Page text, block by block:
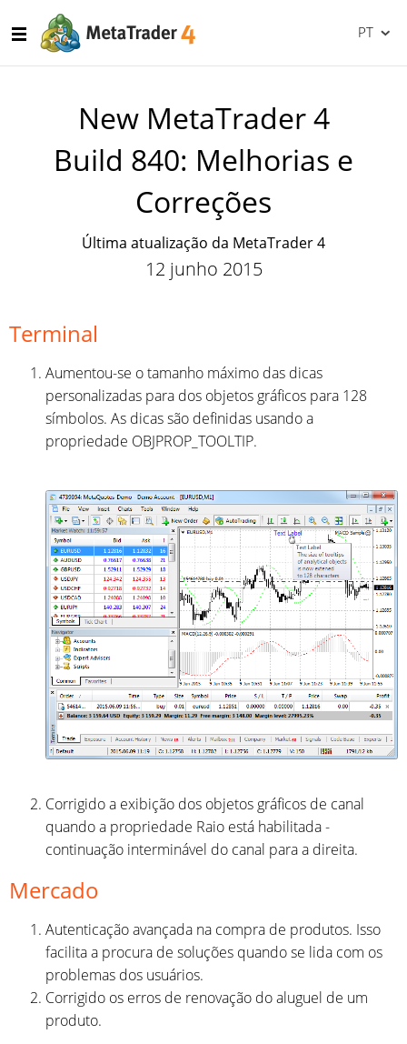
PT
New MetaTrader 4
Build 840: Melhorias e
Correções
Última atualização da MetaTrader 4
12 junho 2015
Terminal
Aumentou-se o tamanho máximo das dicas
personalizadas para dos objetos gráficos para 128
símbolos. As dicas são definidas usando a
propriedade OBJPROP_TOOLTIP.
Corrigido a exibição dos objetos gráficos de canal
quando a propriedade Raio está habilitada -
continuação interminável do canal para a direita.
Mercado
Autenticação avançada na compra de produtos. Isso
facilita a procura de soluções quando se lida com os
problemas dos usuários.
Corrigido os erros de renovação do aluguel de um
produto.